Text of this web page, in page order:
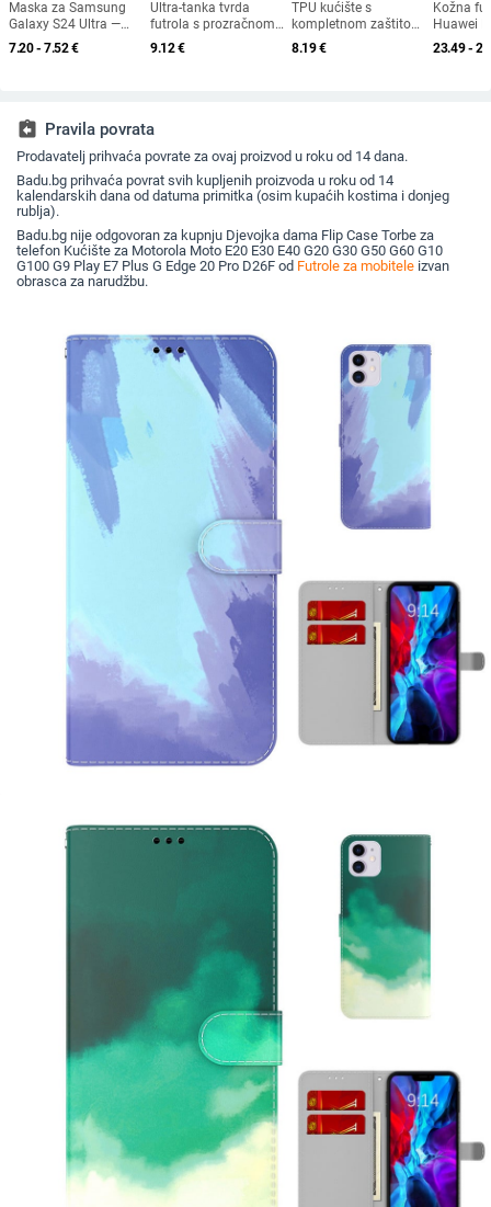
Maska za Samsung
Galaxy S24 Ultra —
ultra-tanki, mat PP
tvrdi kućište,
prilagodljivo
7.20 - 7.52€
Ultra-tanka tvrda
futrola s prozračnom
mrežom za hlađenje i
magnetskim
9.12€
TPU kućište s
kompletnom zaštitom
za Cubot P90
8.19€
Kožna
Huawei
prave
23.49 -
assignment_return Pravila povrata
Prodavatelj prihvaća povrate za ovaj proizvod u roku od 14 dana.
Badu.bg prihvaća povrat svih kupljenih proizvoda u roku od 14
kalendarskih dana od datuma primitka (osim kupaćih kostima i donjeg
rublja).
Badu.bg nije odgovoran za kupnju Djevojka dama Flip Case Torbe za
telefon Kućište za Motorola Moto E20 E30 E40 G20 G30 G50 G60 G10
G100 G9 Play E7 Plus G Edge 20 Pro D26F od Futrole za mobitele izvan
obrasca za narudžbu.